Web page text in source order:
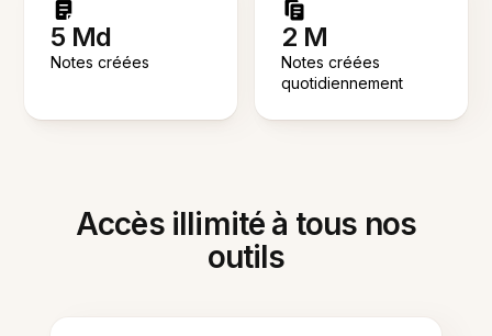
5 Md
Notes créées
2 M
Notes créées
quotidiennement
Accès illimité à tous nos
outils